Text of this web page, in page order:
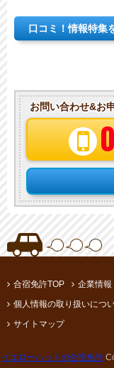
口コミ！情報特集
お問い合わせ&お
合宿免許TOP 企業情報
個人情報の取り扱いにつ
サイトマップ
イエローハットの合宿免許